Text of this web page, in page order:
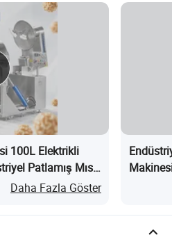
100L Elektrikli
Patlamış Mısır
Daha Fazla Göster